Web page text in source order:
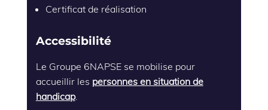
Certificat de réalisation
Accessibilité
Le Groupe 6NAPSE se mobilise pour
accueillir les personnes en situation de
handicap.